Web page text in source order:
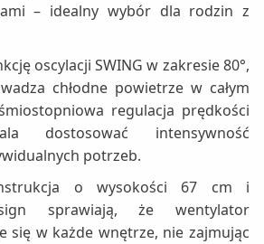
– idealny wybór dla rodzin z
oscylacji SWING w zakresie 80°,
chłodne powietrze w całym
regulacja prędkości
dostosować intensywność
potrzeb.
o wysokości 67 cm i
sprawiają, że wentylator
się w każde wnętrze, nie zajmując